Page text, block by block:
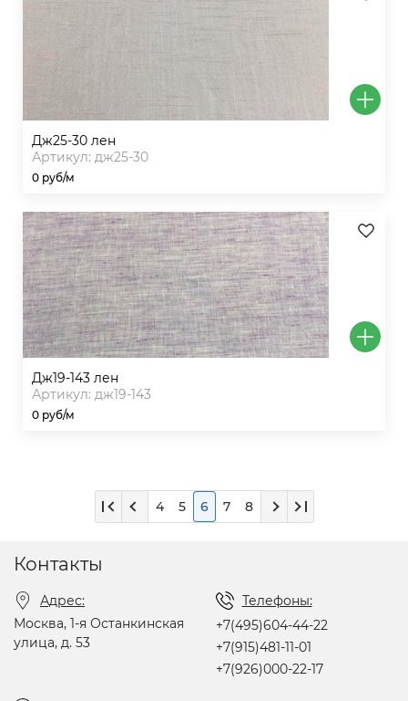
дж25-30 лен
Артикул: дж25-30
0 руб/м
дж19-143 лен
Артикул: дж19-143
0 руб/м
4 5 6 7 8
Контакты
Адрес:
Москва, 1-я Останкинская
улица, д. 53
Телефоны:
+7(495)604-44-22
+7(915)481-11-01
+7(926)000-22-17